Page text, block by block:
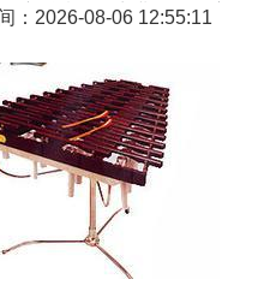
摩托情怀的商业跨界观察
：2026-08-06 12:55:11